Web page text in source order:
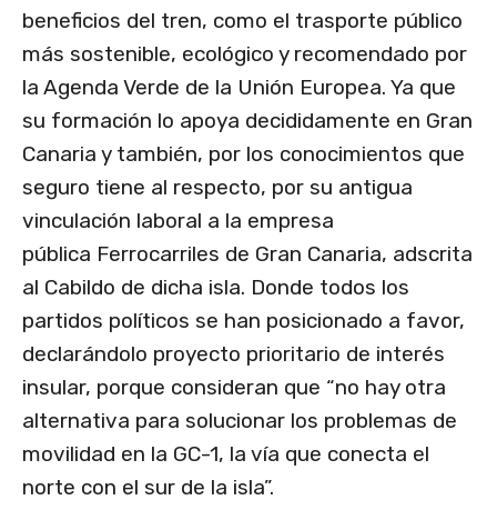
beneficios del tren, como el trasporte público
más sostenible, ecológico y recomendado por
la Agenda Verde de la Unión Europea. Ya que
su formación lo apoya decididamente en Gran
Canaria y también, por los conocimientos que
seguro tiene al respecto, por su antigua
vinculación laboral a la empresa
pública Ferrocarriles de Gran Canaria, adscrita
al Cabildo de dicha isla. Donde todos los
partidos políticos se han posicionado a favor,
declarándolo proyecto prioritario de interés
insular, porque consideran que “no hay otra
alternativa para solucionar los problemas de
movilidad en la GC-1, la vía que conecta el
norte con el sur de la isla”.